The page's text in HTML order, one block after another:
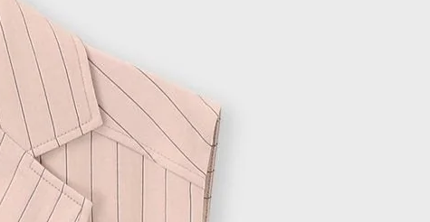
By signing up to our newsletter you are
agreeing to our